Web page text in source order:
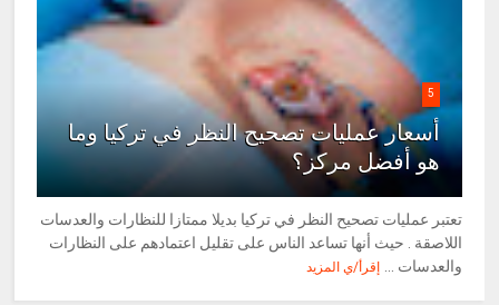
5
أسعار عمليات تصحيح النظر في تركيا وما
هو أفضل مركز؟
تعتبر عمليات تصحيح النظر في تركيا بديلا ممتازا للنظارات والعدسات
اللاصقة . حيث أنها تساعد الناس على تقليل اعتمادهم على النظارات
والعدسات ...
إقرأ/ي المزيد